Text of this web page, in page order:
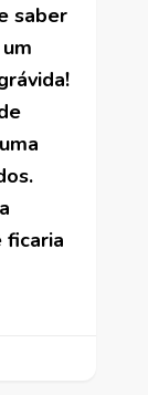
saber
ficaria